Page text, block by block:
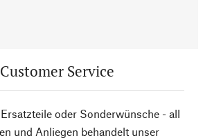
Customer Service
oder Sonderwünsche - all
und Anliegen behandelt unser